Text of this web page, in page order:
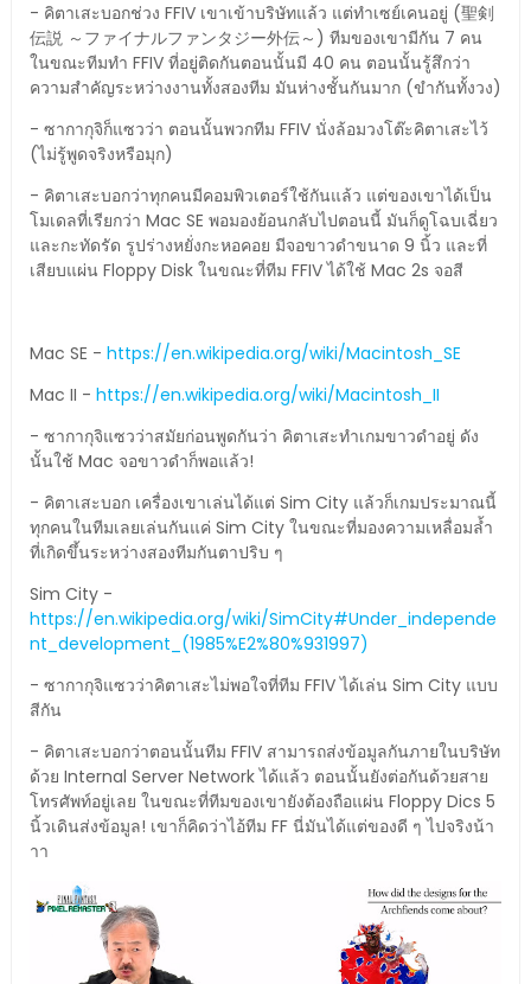
- คิตาเสะบอกช่วง FFIV เขาเข้าบริษัทแล้ว แต่ทำเซย์เคนอยู่ (聖剣
伝説 ～ファイナルファンタジー外伝～) ทีมของเขามีกัน 7 คน
ในขณะทีมทำ FFIV ที่อยู่ติดกันตอนนั้นมี 40 คน ตอนนั้นรู้สึกว่า
ความสำคัญระหว่างงานทั้งสองทีม มันห่างชั้นกันมาก (ขำกันทั้งวง)
- ซากากุจิก็แซวว่า ตอนนั้นพวกทีม FFIV นั่งล้อมวงโต๊ะคิตาเสะไว้
(ไม่รู้พูดจริงหรือมุก)
- คิตาเสะบอกว่าทุกคนมีคอมพิวเตอร์ใช้กันแล้ว แต่ของเขาได้เป็น
โมเดลที่เรียกว่า Mac SE พอมองย้อนกลับไปตอนนี้ มันก็ดูโฉบเฉี่ยว
และกะทัดรัด รูปร่างหยั่งกะหอคอย มีจอขาวดำขนาด 9 นิ้ว และที่
เสียบแผ่น Floppy Disk ในขณะที่ทีม FFIV ได้ใช้ Mac 2s จอสี
Mac SE - https://en.wikipedia.org/wiki/Macintosh_SE
Mac II - https://en.wikipedia.org/wiki/Macintosh_II
- ซากากุจิแซวว่าสมัยก่อนพูดกันว่า คิตาเสะทำเกมขาวดำอยู่ ดัง
นั้นใช้ Mac จอขาวดำก็พอแล้ว!
- คิตาเสะบอก เครื่องเขาเล่นได้แต่ Sim City แล้วก็เกมประมาณนี้
ทุกคนในทีมเลยเล่นกันแค่ Sim City ในขณะที่มองความเหลื่อมล้ำ
ที่เกิดขึ้นระหว่างสองทีมกันตาปริบ ๆ
Sim City -
https://en.wikipedia.org/wiki/SimCity#Under_independe
nt_development_(1985%E2%80%931997)
- ซากากุจิแซวว่าคิตาเสะไม่พอใจที่ทีม FFIV ได้เล่น Sim City แบบ
สีกัน
- คิตาเสะบอกว่าตอนนั้นทีม FFIV สามารถส่งข้อมูลกันภายในบริษัท
ด้วย Internal Server Network ได้แล้ว ตอนนั้นยังต่อกันด้วยสาย
โทรศัพท์อยู่เลย ในขณะที่ทีมของเขายังต้องถือแผ่น Floppy Dics 5
นิ้วเดินส่งข้อมูล! เขาก็คิดว่าไอ้ทีม FF นี่มันได้แต่ของดี ๆ ไปจริงน้า
าา